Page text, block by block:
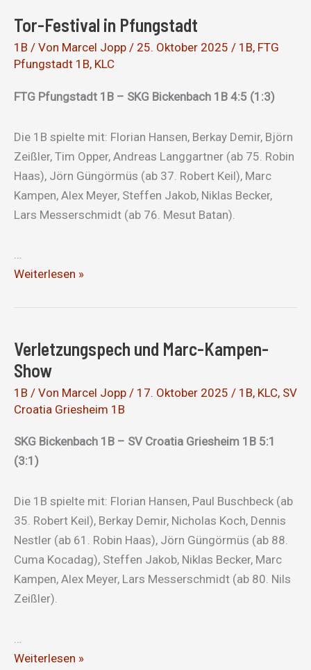
Tor-Festival in Pfungstadt
1B / Von Marcel Jopp / 25. Oktober 2025 / 1B, FTG
Pfungstadt 1B, KLC
FTG Pfungstadt 1B – SKG Bickenbach 1B 4:5 (1:3)
Die 1B spielte mit: Florian Hansen, Berkay Demir, Björn
Zeißler, Tim Opper, Andreas Langgartner (ab 75. Robin
Haas), Jörn Güngörmüs (ab 37. Robert Keil), Marc
Kampen, Alex Meyer, Steffen Jakob, Niklas Becker,
Lars Messerschmidt (ab 76. Mesut Batan).
…
Tor-
in
Weiterlesen »
Verletzungspech und Marc-Kampen-
Show
1B / Von Marcel Jopp / 17. Oktober 2025 / 1B, KLC, SV
Croatia Griesheim 1B
SKG Bickenbach 1B – SV Croatia Griesheim 1B 5:1
(3:1)
Die 1B spielte mit: Florian Hansen, Paul Buschbeck (ab
35. Robert Keil), Berkay Demir, Nicholas Koch, Dennis
Nestler (ab 61. Robin Haas), Jörn Güngörmüs (ab 88.
Cuma Kocadag), Steffen Jakob, Niklas Becker, Marc
Kampen, Alex Meyer, Lars Messerschmidt (ab 80. Nils
Zeißler).
Verletzungspech
Weiterlesen »